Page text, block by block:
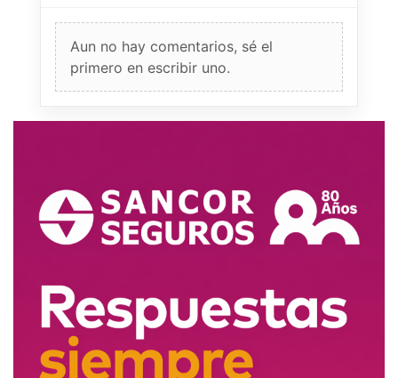
Aun no hay comentarios, sé el
primero en escribir uno.